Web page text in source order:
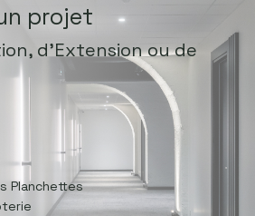
projet
d’Extension ou de
Planchettes